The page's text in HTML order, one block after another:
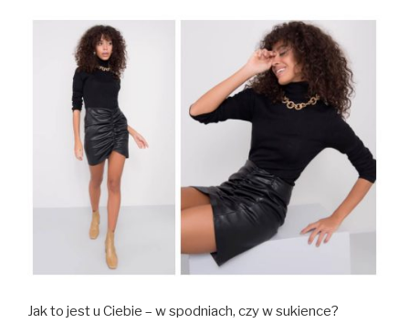
Jak to jest u Ciebie – w spodniach, czy w sukience?